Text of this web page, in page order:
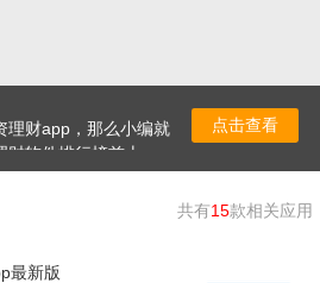
理财app，那么小编就
软件排行榜前十
十分安全可靠的，还
家轻松管理资产，
试吧！
点击查看
共有15款相关应用
最新版